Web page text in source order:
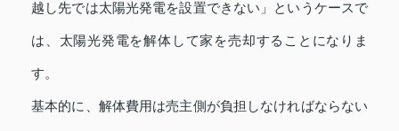
越し先では太陽光発電を設置できない」というケースで
は、太陽光発電を解体して家を売却することになりま
す。
基本的に、解体費用は売主側が負担しなければならない